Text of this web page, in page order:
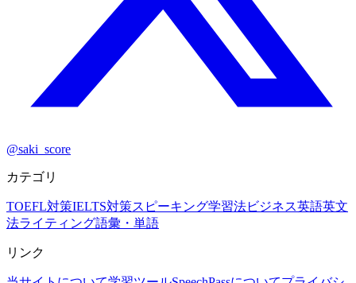
@saki_score
カテゴリ
TOEFL対策IELTS対策スピーキング学習法ビジネス英語英文
法ライティング語彙・単語
リンク